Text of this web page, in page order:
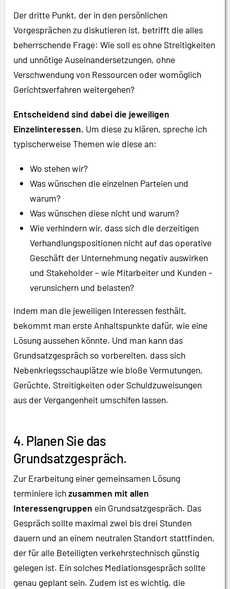
Der dritte Punkt, der in den persönlichen
Vorgesprächen zu diskutieren ist, betrifft die alles
beherrschende Frage: Wie soll es ohne Streitigkeiten
und unnötige Auseinandersetzungen, ohne
Verschwendung von Ressourcen oder womöglich
Gerichtsverfahren weitergehen?
Entscheidend sind dabei die jeweiligen
Einzelinteressen. Um diese zu klären, spreche ich
typischerweise Themen wie diese an:
Wo stehen wir?
Was wünschen die einzelnen Parteien und
warum?
Was wünschen diese nicht und warum?
Wie verhindern wir, dass sich die derzeitigen
Verhandlungspositionen nicht auf das operative
Geschäft der Unternehmung negativ auswirken
und Stakeholder – wie Mitarbeiter und Kunden –
verunsichern und belasten?
Indem man die jeweiligen Interessen festhält,
bekommt man erste Anhaltspunkte dafür, wie eine
Lösung aussehen könnte. Und man kann das
Grundsatzgespräch so vorbereiten, dass sich
Nebenkriegsschauplätze wie bloße Vermutungen,
Gerüchte, Streitigkeiten oder Schuldzuweisungen
aus der Vergangenheit umschifen lassen.
4. Planen Sie das
Grundsatzgespräch.
Zur Erarbeitung einer gemeinsamen Lösung
terminiere ichzusammen mit allen
Interessengruppen ein Grundsatzgespräch. Das
Gespräch sollte maximal zwei bis drei Stunden
dauern und an einem neutralen Standort stattfinden,
der für alle Beteiligten verkehrstechnisch günstig
gelegen ist. Ein solches Mediationsgespräch sollte
genau geplant sein. Zudem ist es wichtig, die